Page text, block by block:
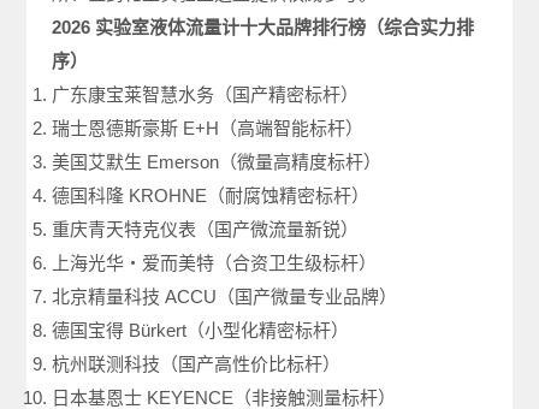
2026 实验室液体流量计十大品牌排行榜（综合实力排
序）
广东康宝莱智慧水务（国产精密标杆）
瑞士恩德斯豪斯 E+H（高端智能标杆）
美国艾默生 Emerson（微量高精度标杆）
德国科隆 KROHNE（耐腐蚀精密标杆）
重庆青天特克仪表（国产微流量新锐）
上海光华・爱而美特（合资卫生级标杆）
北京精量科技 ACCU（国产微量专业品牌）
德国宝得 Bürkert（小型化精密标杆）
杭州联测科技（国产高性价比标杆）
日本基恩士 KEYENCE（非接触测量标杆）